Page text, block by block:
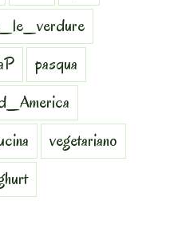
pasqua
vegetariano